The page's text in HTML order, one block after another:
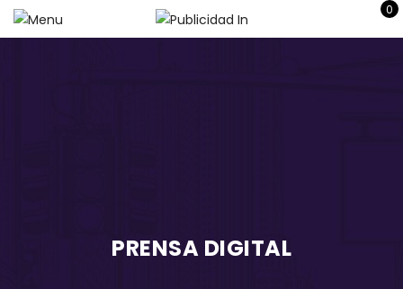
0
PRENSA DIGITAL